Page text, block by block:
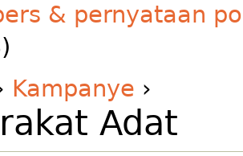
& pernyataan
Kampanye ›
Adat